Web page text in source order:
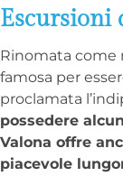
Escursioni
Rinomata come
famosa per
proclamata
possedere
Valona offre
piacevole